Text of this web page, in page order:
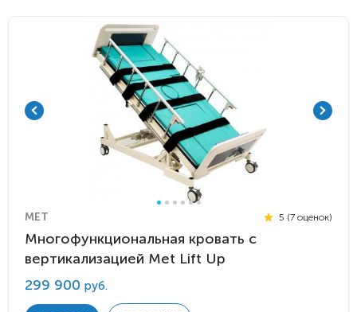
MET 5 (7 оценок)
Многофункциональная кровать с
вертикализацией Met Lift Up
299 900 руб.